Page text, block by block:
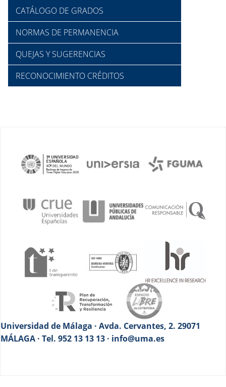
CATÁLOGO DE GRADOS
NORMAS DE PERMANENCIA
QUEJAS Y SUGERENCIAS
RECONOCIMIENTO CRÉDITOS
Universidad de Málaga · Avda. Cervantes, 2. 29071
MÁLAGA · Tel. 952 13 13 13 · info@uma.es